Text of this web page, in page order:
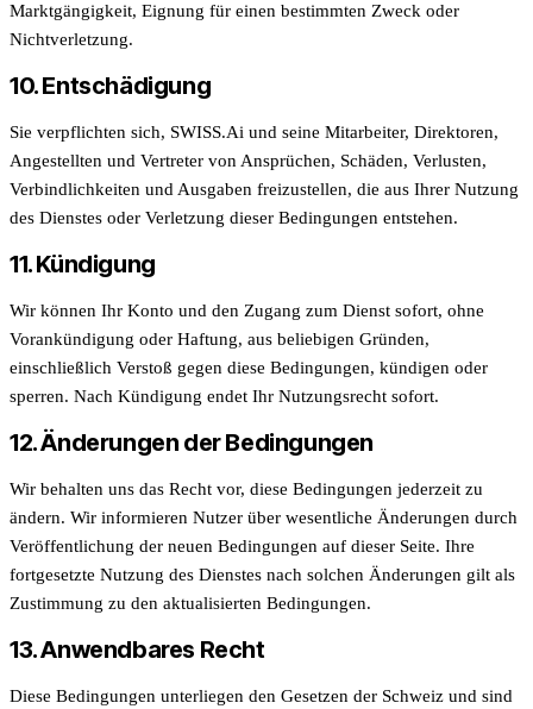
Marktgängigkeit, Eignung für einen bestimmten Zweck oder
Nichtverletzung.
10. Entschädigung
Sie verpflichten sich, SWISS.Ai und seine Mitarbeiter, Direktoren,
Angestellten und Vertreter von Ansprüchen, Schäden, Verlusten,
Verbindlichkeiten und Ausgaben freizustellen, die aus Ihrer Nutzung
des Dienstes oder Verletzung dieser Bedingungen entstehen.
11. Kündigung
Wir können Ihr Konto und den Zugang zum Dienst sofort, ohne
Vorankündigung oder Haftung, aus beliebigen Gründen,
einschließlich Verstoß gegen diese Bedingungen, kündigen oder
sperren. Nach Kündigung endet Ihr Nutzungsrecht sofort.
12. Änderungen der Bedingungen
Wir behalten uns das Recht vor, diese Bedingungen jederzeit zu
ändern. Wir informieren Nutzer über wesentliche Änderungen durch
Veröffentlichung der neuen Bedingungen auf dieser Seite. Ihre
fortgesetzte Nutzung des Dienstes nach solchen Änderungen gilt als
Zustimmung zu den aktualisierten Bedingungen.
13. Anwendbares Recht
Diese Bedingungen unterliegen den Gesetzen der Schweiz und sind